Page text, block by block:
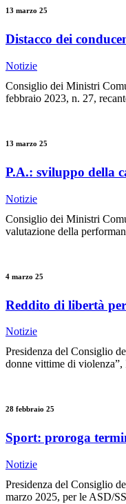
13 marzo 25
Distacco dei
Notizie
Consiglio dei Ministri
febbraio 2023, n. 27,
13 marzo 25
P.A.: sviluppo della
Notizie
Consiglio dei Ministri
valutazione della
4 marzo 25
Reddito di libertà
Notizie
Presidenza del Consiglio
donne vittime di
28 febbraio 25
Sport: proroga
Notizie
Presidenza del Consiglio
marzo 2025, per le ASD/